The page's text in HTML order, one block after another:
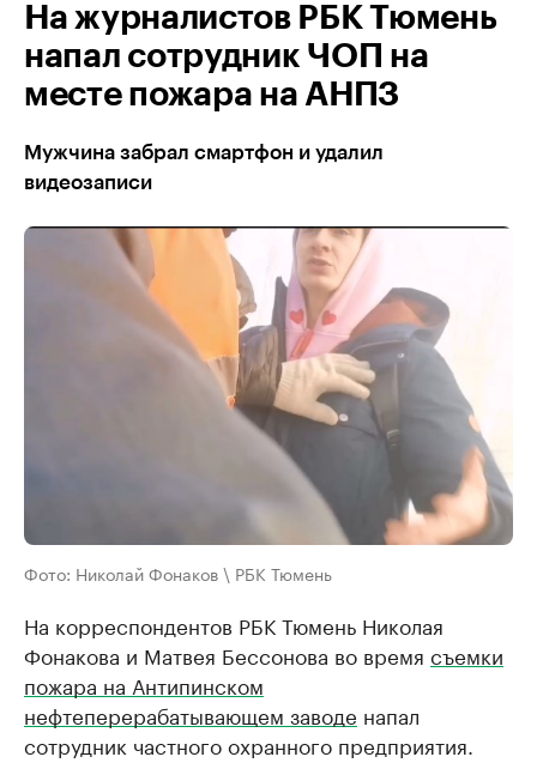
На журналистов РБК Тюмень
напал сотрудник ЧОП на
месте пожара на АНПЗ
Мужчина забрал смартфон и удалил
видеозаписи
Фото: Николай Фонаков \ РБК Тюмень
На корреспондентов РБК Тюмень Николая
Фонакова и Матвея Бессонова во время съемки
пожара на Антипинском
нефтеперерабатывающем заводе напал
сотрудник частного охранного предприятия.